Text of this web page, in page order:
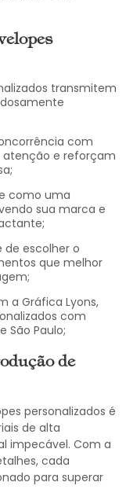
atenção e reforçam
sua marca e
que melhor
com
São Paulo;
de
personalizados é
de alta
impecável. Com a
cada
para superar